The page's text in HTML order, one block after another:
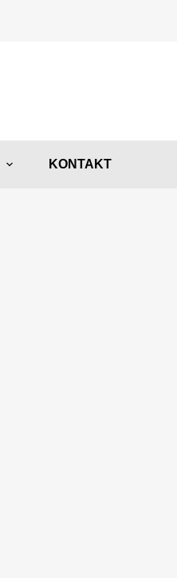
KONTAKT